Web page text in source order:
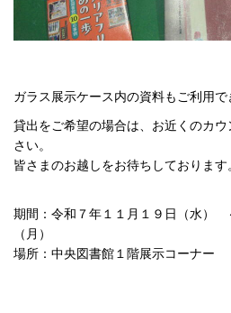
ガラス展示ケース内の資料もご利用で
貸出をご希望の場合は、お近くのカ
さい。
皆さまのお越しをお待ちしております
期間：令和７年１１月１９日（水）
（月）
場所：中央図書館１階展示コーナー